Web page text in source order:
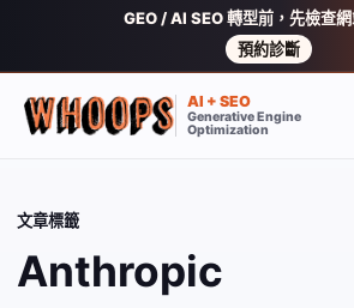
GEO / AI SEO 轉型前，先檢查
預約診斷
AI + SEO
Generative Engine
Optimization
文章標籤
Anthropic